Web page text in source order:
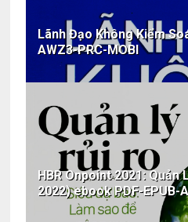
Lãnh Đạo Không Kiểm
AWZ3-PRC-MOBI
HBR Onpoint 2021: Quản
2022) ebook PDF-EPUB-